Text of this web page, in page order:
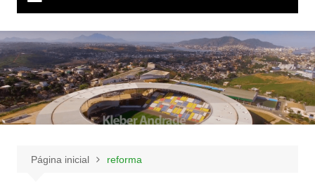
Página inicial reforma